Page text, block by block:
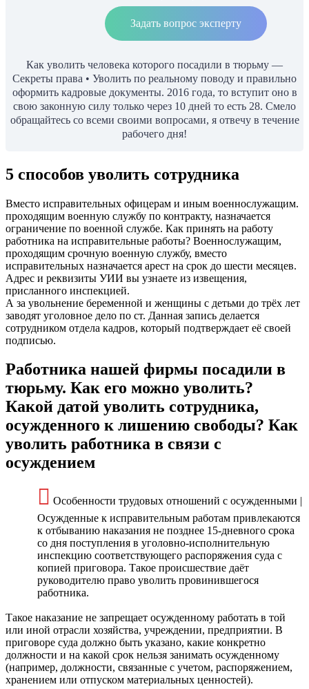
Задать вопрос эксперту
Как уволить человека которого посадили в тюрьму —
Секреты права • Уволить по реальному поводу и правильно
оформить кадровые документы. 2016 года, то вступит оно в
свою законную силу только через 10 дней то есть 28. Смело
обращайтесь со всеми своими вопросами, я отвечу в течение
рабочего дня!
5 способов уволить сотрудника
Вместо исправительных офицерам и иным военнослужащим.
проходящим военную службу по контракту, назначается
ограничение по военной службе. Как принять на работу
работника на исправительные работы? Военнослужащим,
проходящим срочную военную службу, вместо
исправительных назначается арест на срок до шести месяцев.
Адрес и реквизиты УИИ вы узнаете из извещения,
присланного инспекцией.
А за увольнение беременной и женщины с детьми до трёх лет
заводят уголовное дело по ст. Данная запись делается
сотрудником отдела кадров, который подтверждает её своей
подписью.
Работника нашей фирмы посадили в
тюрьму. Как его можно уволить?
Какой датой уволить сотрудника,
осужденного к лишению свободы? Как
уволить работника в связи с
осуждением
Особенности трудовых отношений с осужденными |
Осужденные к исправительным работам привлекаются
к отбыванию наказания не позднее 15-дневного срока
со дня поступления в уголовно-исполнительную
инспекцию соответствующего распоряжения суда с
копией приговора. Такое происшествие даёт
руководителю право уволить провинившегося
работника.
Такое наказание не запрещает осужденному работать в той
или иной отрасли хозяйства, учреждении, предприятии. В
приговоре суда должно быть указано, какие конкретно
должности и на какой срок нельзя занимать осужденному
(например, должности, связанные с учетом, распоряжением,
хранением или отпуском материальных ценностей).